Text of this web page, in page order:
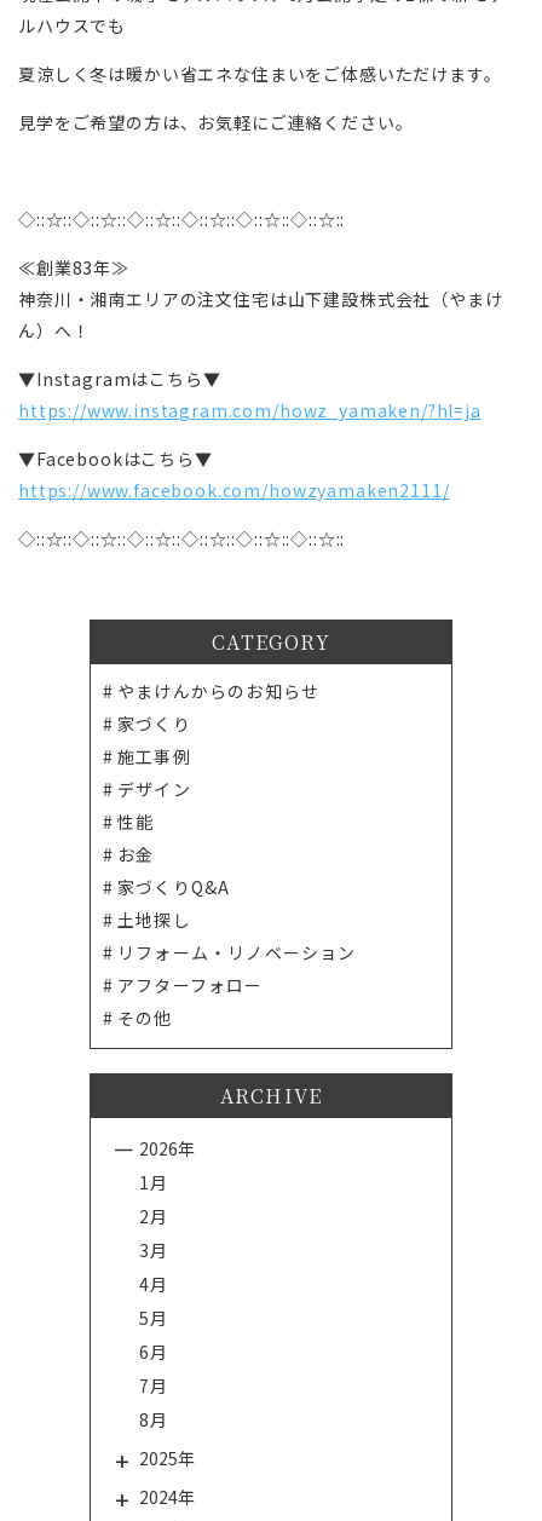
ルハウスでも
夏涼しく冬は暖かい省エネな住まいをご体感いただけます。
見学をご希望の方は、お気軽にご連絡ください。
◇::☆::◇::☆::◇::☆::◇::☆::◇::☆::◇::☆::
≪創業83年≫
神奈川・湘南エリアの注文住宅は山下建設株式会社（やまけ
ん）へ！
▼Instagramはこちら▼
https://www.instagram.com/howz_yamaken/?hl=ja
▼Facebookはこちら▼
https://www.facebook.com/howzyamaken2111/
◇::☆::◇::☆::◇::☆::◇::☆::◇::☆::◇::☆::
CATEGORY
やまけんからのお知らせ
家づくり
施工事例
デザイン
性能
お金
家づくりQ&A
土地探し
リフォーム・リノベーション
アフターフォロー
その他
ARCHIVE
2026年
1月
2月
3月
4月
5月
6月
7月
8月
2025年
2024年